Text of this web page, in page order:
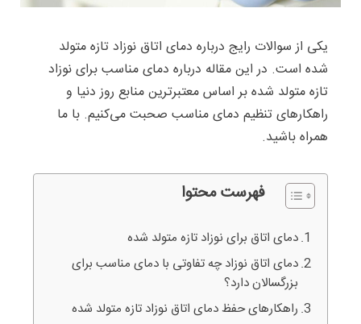
یکی از سوالات رایج درباره دمای اتاق نوزاد تازه متولد
شده است. در این مقاله درباره دمای مناسب برای نوزاد
تازه متولد شده بر اساس معتبرترین منابع روز دنیا و
راهکارهای تنظیم دمای مناسب صحبت می‌کنیم. با ما
همراه باشید.
فهرست محتوا
دمای اتاق برای نوزاد تازه متولد شده
دمای اتاق نوزاد چه تفاوتی با دمای مناسب برای
بزرگسالان دارد؟
راهکارهای حفظ دمای اتاق نوزاد تازه متولد شده